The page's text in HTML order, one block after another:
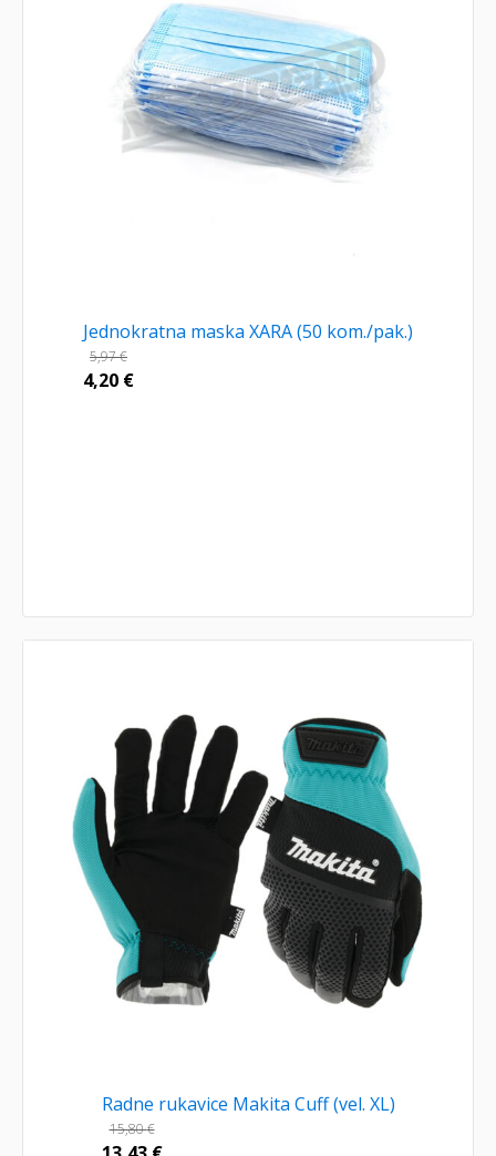
Jednokratna maska XARA (50 kom./pak.)
5,97€
4,20 €
Radne rukavice Makita Cuff (vel. XL)
15,80€